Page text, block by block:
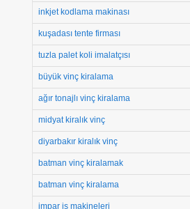
inkjet kodlama makinası
kuşadası tente firması
tuzla palet koli imalatçısı
büyük vinç kiralama
ağır tonajlı vinç kiralama
midyat kiralık vinç
diyarbakır kiralık vinç
batman vinç kiralamak
batman vinç kiralama
impar iş makineleri